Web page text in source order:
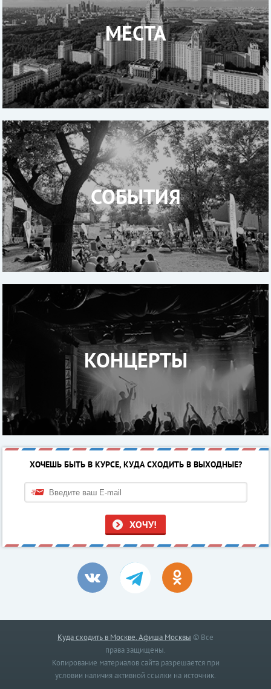
МЕСТА
СОБЫТИЯ
КОНЦЕРТЫ
ХОЧЕШЬ БЫТЬ В КУРСЕ, КУДА СХОДИТЬ В ВЫХОДНЫЕ?
ХОЧУ!
Куда сходить в Москве. Афиша Москвы © Все
права защищены.
Копирование материалов сайта разрешается при
условии наличия активной ссылки на источник.